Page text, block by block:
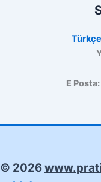
E Posta:
© 2026